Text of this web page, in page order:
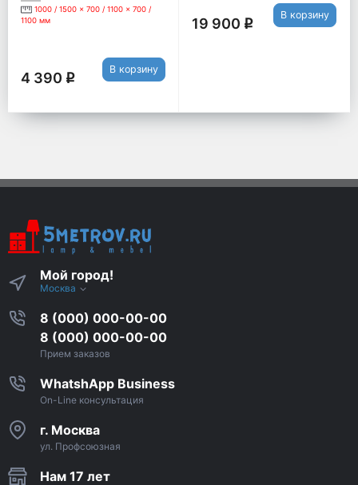
1000 / 1500 x 700 / 1100 x 700 /
1100 мм
4 390 q
В корзину
19 900 q
В корзину
Мой город!
Москва
8 (000) 000-00-00
8 (000) 000-00-00
Прием заказов
WhatshApp Business
On-Line консультация
г. Москва
ул. Профсоюзная
Нам 17 лет